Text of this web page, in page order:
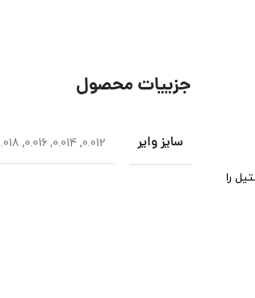
را
جزییات محصول
سایز وایر 0.012
,
0.014
,
0.016
,